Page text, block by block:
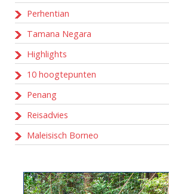
Perhentian
Tamana Negara
Highlights
10 hoogtepunten
Penang
Reisadvies
Maleisisch Borneo